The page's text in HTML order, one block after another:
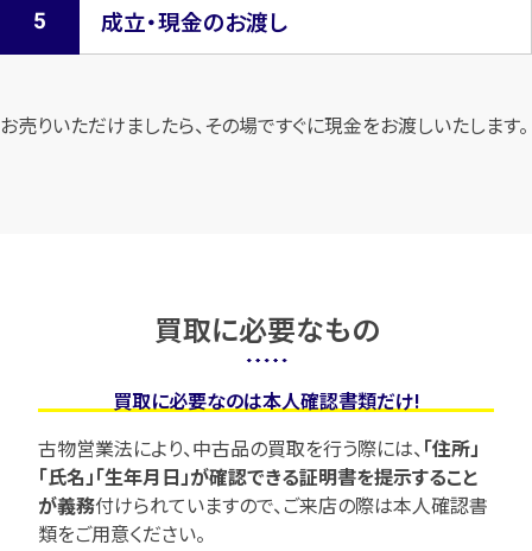
成立・現金のお渡し
お売りいただけましたら、その場ですぐに現金をお渡しいたします。
買取に必要なもの
買取に必要なのは本人確認書類だけ!
古物営業法により、中古品の買取を行う際には、「住所」
「氏名」「生年月日」が確認できる証明書を提示すること
が義務付けられていますので、ご来店の際は本人確認書
類をご用意ください。